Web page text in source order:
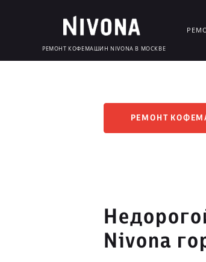
РЕМОНТ КОФЕМАШИН NIVONA В МОСКВЕ
РЕМОНТ
Nivona